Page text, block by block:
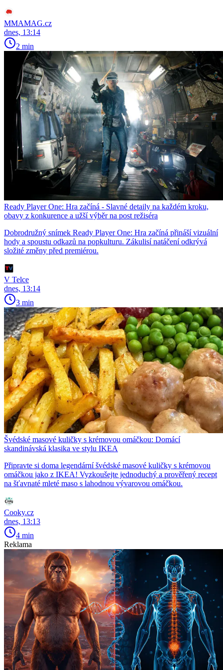
MMAMAG.cz
dnes, 13:14
2 min
Ready Player One: Hra začíná - Slavné detaily na každém kroku,
obavy z konkurence a užší výběr na post režiséra
Dobrodružný snímek Ready Player One: Hra začíná přináší vizuální
hody a spoustu odkazů na popkulturu. Zákulisí natáčení odkrývá
složité změny před premiérou.
V Telce
dnes, 13:14
3 min
Švédské masové kuličky s krémovou omáčkou: Domácí
skandinávská klasika ve stylu IKEA
Připravte si doma legendární švédské masové kuličky s krémovou
omáčkou jako z IKEA! Vyzkoušejte jednoduchý a prověřený recept
na šťavnaté mleté maso s lahodnou vývarovou omáčkou.
Cooky.cz
dnes, 13:13
4 min
Reklama